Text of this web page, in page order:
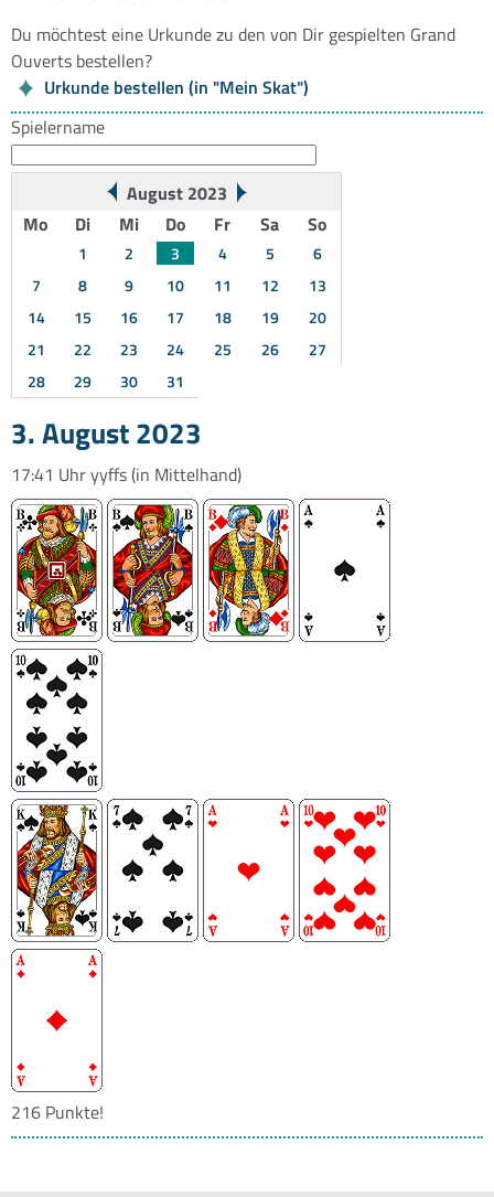
Du möchtest eine Urkunde zu den von Dir gespielten Grand
Ouverts bestellen?
Urkunde bestellen (in "Mein Skat")
Spielername
August 2023
Mo
Di Mi Do Fr Sa So
1 2 3 4 5
6
7
8 9 10 11 12
13
14
15 16 17 18 19
20
21
22 23 24 25 26
27
28
29 30 31
3. August 2023
17:41 Uhryyffs(in Mittelhand)
216 Punkte!